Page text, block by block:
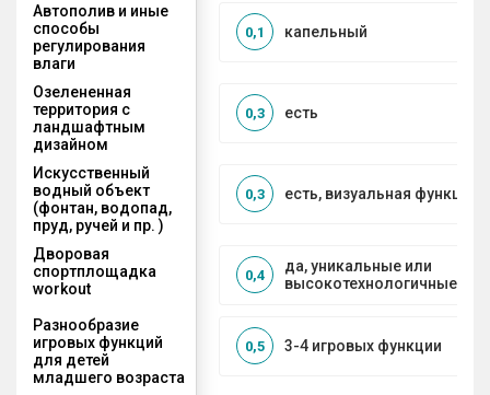
Автополив и иные
способы
регулирования
влаги
капельный
0,1
Озелененная
территория с
ландшафтным
дизайном
есть
0,3
Искусственный
водный объект
(фонтан, водопад,
пруд, ручей и пр. )
есть, визуальная функция
0,3
Дворовая
спортплощадка
workout
да, уникальные или
высокотехнологичные
0,4
Разнообразие
игровых функций
для детей
младшего возраста
3-4 игровых функции
0,5